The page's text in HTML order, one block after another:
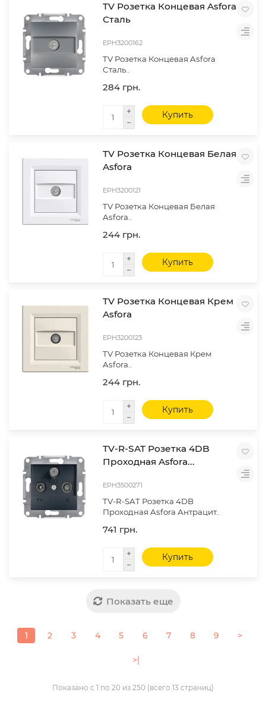
TV Розетка Концевая Asfora
Сталь
EPH3200162
TV Розетка Концевая Asfora
Сталь..
284 грн.
Купить
TV Розетка Концевая Белая
Asfora
EPH3200121
TV Розетка Концевая Белая
Asfora..
244 грн.
Купить
TV Розетка Концевая Крем
Asfora
EPH3200123
TV Розетка Концевая Крем
Asfora..
244 грн.
Купить
TV-R-SAT Розетка 4DB
Проходная Asfora...
EPH3500271
TV-R-SAT Розетка 4DB
Проходная Asfora Антрацит..
741 грн.
Купить
Показать еще
1 2 3 4 5 6 7 8 9 >
>|
Показано с 1 по 20 из 250 (всего 13 страниц)